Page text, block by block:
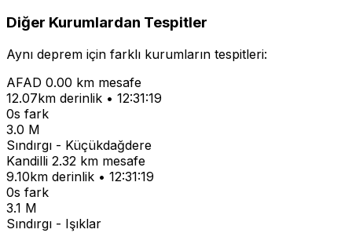
Diğer Kurumlardan Tespitler
Aynı deprem için farklı kurumların tespitleri:
AFAD 0.00 km mesafe
12.07km derinlik • 12:31:19
0s fark
3.0 M
Sındırgı - Küçükdağdere
Kandilli 2.32 km mesafe
9.10km derinlik • 12:31:19
0s fark
3.1 M
Sındırgı - Işıklar